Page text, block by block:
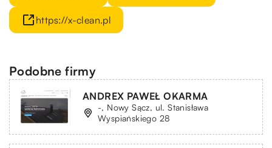
https://x-clean.pl
Podobne firmy
ANDREX PAWEŁ OKARMA
-, Nowy Sącz, ul. Stanisława
Wyspiańskiego 28